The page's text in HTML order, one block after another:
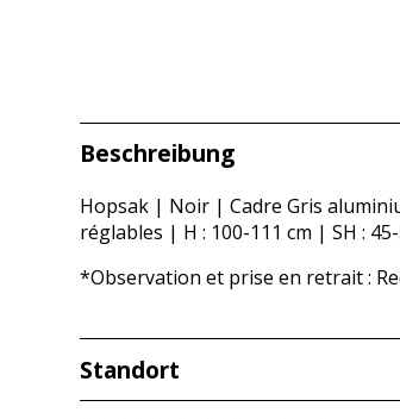
Beschreibung
Hopsak | Noir | Cadre Gris
réglables | H : 100-111 cm | SH :
*Observation et prise en retrait :
Standort